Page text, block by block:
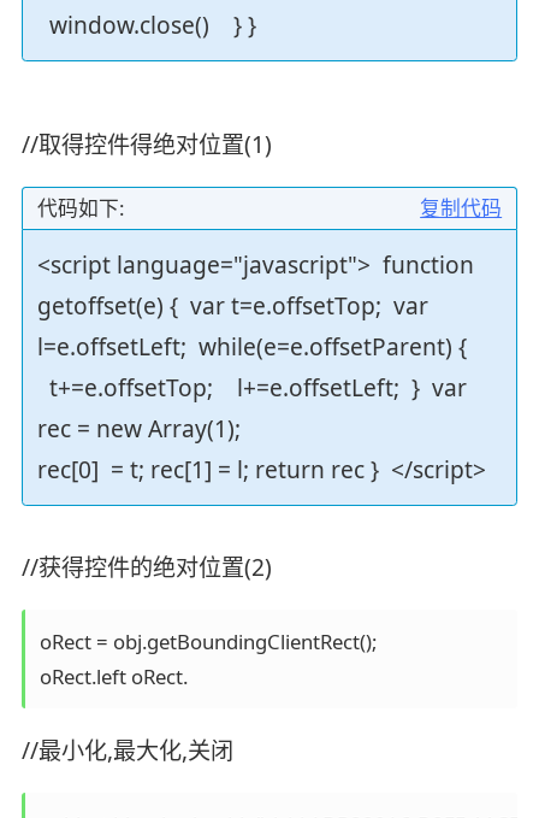
window.close() } }
//取得控件得绝对位置(1)
复制代码
代码如下:
<script language="javascript"> function
getoffset(e) { var t=e.offsetTop; var
l=e.offsetLeft; while(e=e.offsetParent) {
t+=e.offsetTop; l+=e.offsetLeft; } var
rec = new Array(1);
rec[0] = t; rec[1] = l; return rec } </script>
//获得控件的绝对位置(2)
oRect = obj.getBoundingClientRect();
oRect.left oRect.
//最小化,最大化,关闭